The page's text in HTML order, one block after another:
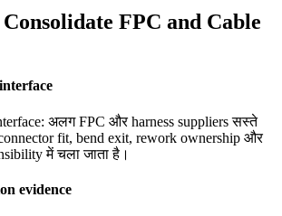
FPC and Cable
अलग FPC और harness suppliers सस्ते
fit, bend exit, rework ownership और
में चला जाता है।
evidence